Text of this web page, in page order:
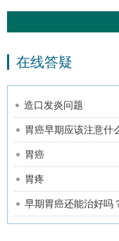
在线答疑
造口发炎问题
胃癌早期应该注意什
胃癌
胃疼
早期胃癌还能治好吗